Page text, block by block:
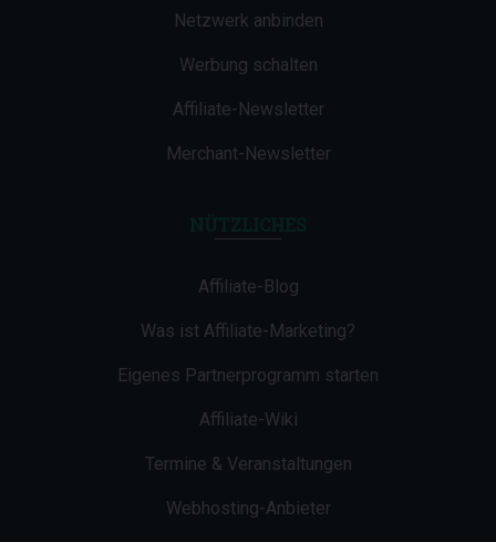
Netzwerk anbinden
Werbung schalten
Affiliate-Newsletter
Merchant-Newsletter
Affiliate-Blog
Was ist Affiliate-Marketing?
Eigenes Partnerprogramm starten
Affiliate-Wiki
Termine & Veranstaltungen
Webhosting-Anbieter